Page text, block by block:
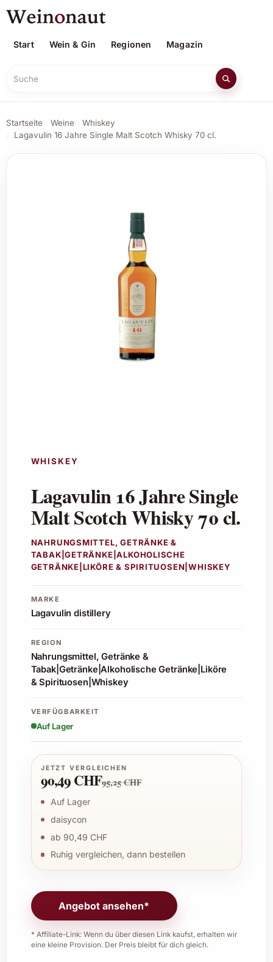
Start Wein & Gin Regionen Magazin
Suche
Startseite Weine
Whiskey
Lagavulin 16 Jahre Single Malt Scotch Whisky 70 cl.
WHISKEY
Lagavulin 16 Jahre Single
Malt Scotch Whisky 70 cl.
NAHRUNGSMITTEL, GETRÄNKE &
TABAK|GETRÄNKE|ALKOHOLISCHE
GETRÄNKE|LIKÖRE & SPIRITUOSEN|WHISKEY
MARKE
Lagavulin distillery
REGION
Nahrungsmittel, Getränke &
Tabak|Getränke|Alkoholische Getränke|Liköre
& Spirituosen|Whiskey
VERFÜGBARKEIT
Auf Lager
JETZT VERGLEICHEN
90,49 CHF95,25 CHF
Auf Lager
daisycon
ab 90,49 CHF
Ruhig vergleichen, dann bestellen
Angebot ansehen*
* Affiliate-Link: Wenn du über diesen Link kaufst, erhalten wir
eine kleine Provision. Der Preis bleibt für dich gleich.